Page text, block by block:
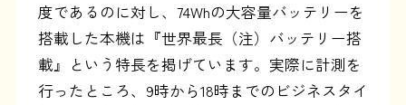
度であるのに対し、74Whの大容量バッテリーを
搭載した本機は『世界最長（注）バッテリー搭
載』という特長を掲げています。実際に計測を
行ったところ、9時から18時までのビジネスタイ